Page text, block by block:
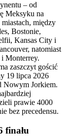
– od
Meksyku na
między
Bostonie,
Kansas City i
natomiast
Monterrey.
zaszczyt gościć
19 lipca 2026
Nowym Jorkiem.
prawie 4000
bez precedensu.
finału